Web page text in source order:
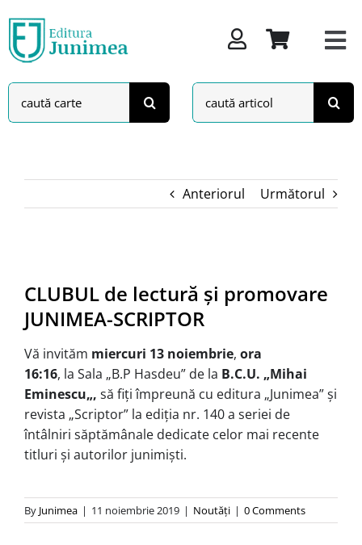
to
content
Search
for:
Search
for:
Anteriorul Următorul
Larger
Image
CLUBUL de lectură şi promovare
JUNIMEA-SCRIPTOR
Vă invităm miercuri 13 noiembrie, ora
16:16, la Sala „B.P Hasdeu” de la B.C.U. „Mihai
Eminescu„, să fiţi împreună cu editura „Junimea” şi
revista „Scriptor” la ediția nr. 140 a seriei de
întâlniri săptămânale dedicate celor mai recente
titluri și autorilor junimiști.
By Junimea | 11 noiembrie 2019 | Noutăţi | 0 Comments